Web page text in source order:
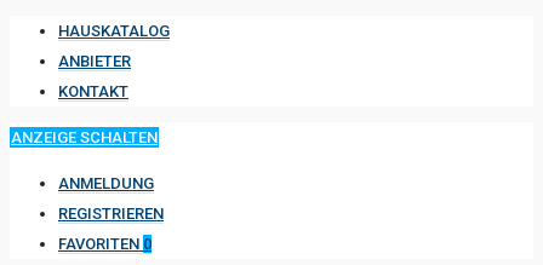
HAUSKATALOG
ANBIETER
KONTAKT
ANZEIGE SCHALTEN
ANMELDUNG
REGISTRIEREN
FAVORITEN 0